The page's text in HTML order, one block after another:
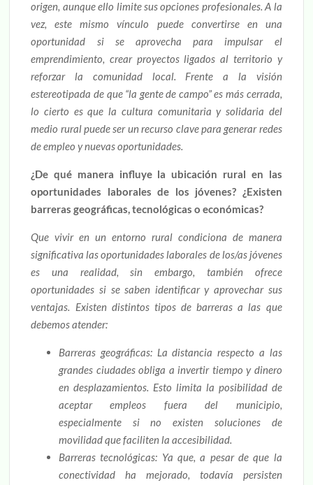
origen, aunque ello limite sus opciones profesionales. A la
vez, este mismo vínculo puede convertirse en una
oportunidad si se aprovecha para impulsar el
emprendimiento, crear proyectos ligados al territorio y
reforzar la comunidad local. Frente a la visión
estereotipada de que “la gente de campo” es más cerrada,
lo cierto es que la cultura comunitaria y solidaria del
medio rural puede ser un recurso clave para generar redes
de empleo y nuevas oportunidades.
¿De qué manera influye la ubicación rural en las
oportunidades laborales de los jóvenes? ¿Existen
barreras geográficas, tecnológicas o económicas?
Que vivir en un entorno rural condiciona de manera
significativa las oportunidades laborales de los/as jóvenes
es una realidad, sin embargo, también ofrece
oportunidades si se saben identificar y aprovechar sus
ventajas. Existen distintos tipos de barreras a las que
debemos atender:
Barreras geográficas: La distancia respecto a las
grandes ciudades obliga a invertir tiempo y dinero
en desplazamientos. Esto limita la posibilidad de
aceptar empleos fuera del municipio,
especialmente si no existen soluciones de
movilidad que faciliten la accesibilidad.
Barreras tecnológicas: Ya que, a pesar de que la
conectividad ha mejorado, todavía persisten